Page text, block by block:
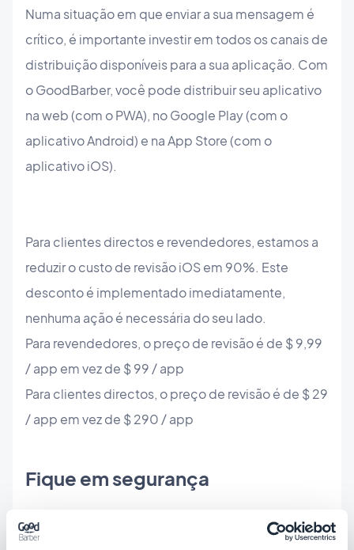
Numa situação em que enviar a sua mensagem é
crítico, é importante investir em todos os canais de
distribuição disponíveis para a sua aplicação. Com
o GoodBarber, você pode distribuir seu aplicativo
na web (com o PWA), no Google Play (com o
aplicativo Android) e na App Store (com o
aplicativo iOS).
Para clientes directos e revendedores, estamos a
reduzir o custo de revisão iOS em 90%. Este
desconto é implementado imediatamente,
nenhuma ação é necessária do seu lado.
Para revendedores, o preço de revisão é de $ 9,99
/ app em vez de $ 99 / app
Para clientes directos, o preço de revisão é de $ 29
/ app em vez de $ 290 / app
Fique em segurança
Como eu disse na segunda-feira,
100% da equipe
está trabalhando remotamente
, alguns por mais